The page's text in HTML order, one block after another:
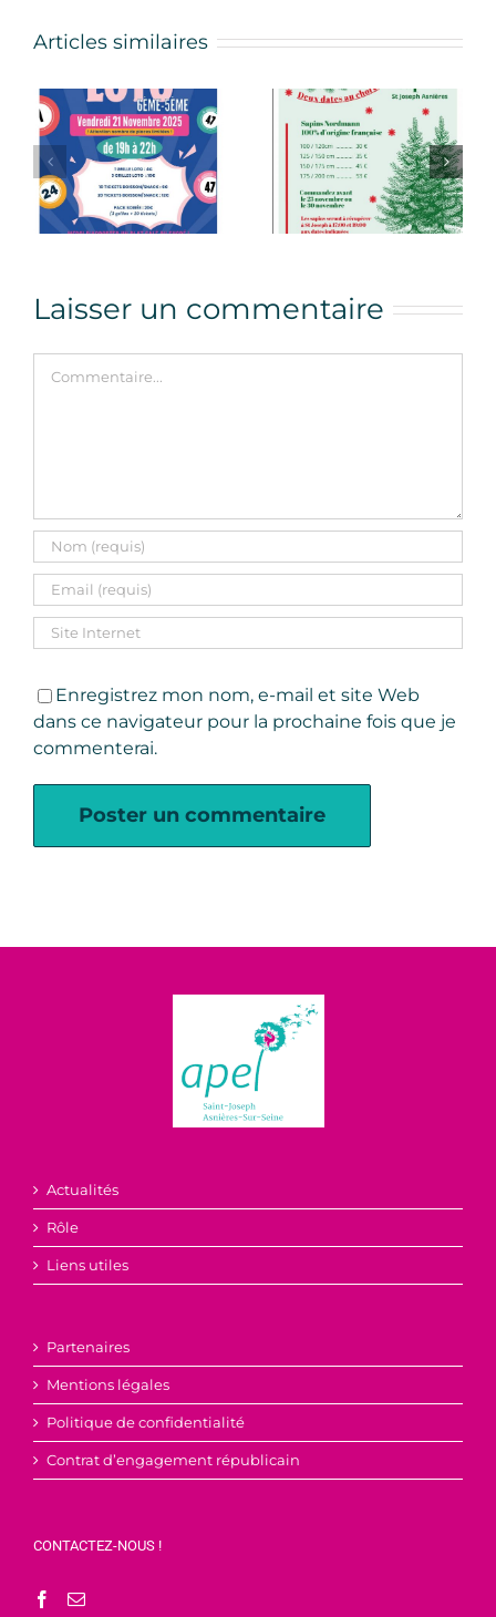
Articles similaires
Sapins de
noël de l’Apel
2025
COMMANDE
SWEATS
Laisser un commentaire
Enregistrez mon nom, e-mail et site Web
dans ce navigateur pour la prochaine fois que je
commenterai.
Actualités
Rôle
Liens utiles
Partenaires
Mentions légales
Politique de confidentialité
Contrat d’engagement républicain
CONTACTEZ-NOUS !